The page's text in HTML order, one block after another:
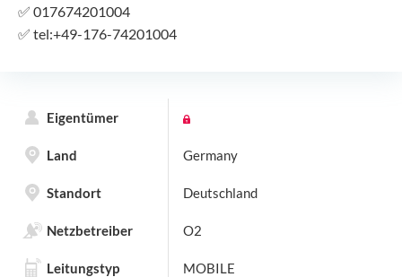
✅ 017674201004
✅ tel:+49-176-74201004
Eigentümer
Land Germany
Standort Deutschland
Netzbetreiber O2
Leitungstyp MOBILE